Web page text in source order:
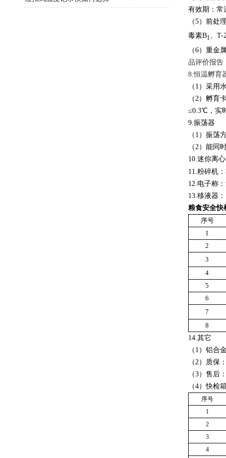
有效期：常
（5）前处
毒素B1、 T-
（6）重金
品评价报告
8.恒温孵育
（ 1 ）采用
（2）孵育
≤0.3℃，实
9.振荡器
（ 1 ）振荡
（2）能同
10.迷你离
11.粉碎机
12.电子称
13.移液器：
粮食安全快
序号
1
2
3
4
5
6
7
8
14.其它
（ 1 ）铝合
（2）质保
（3）售后
（4）快检
序号
1
2
3
4